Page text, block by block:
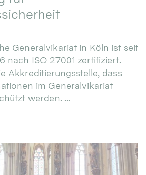
Generalvikariat in Köln ist seit
nach ISO 27001 zertifiziert.
Akkreditierungsstelle, dass
im Generalvikariat
werden. ...